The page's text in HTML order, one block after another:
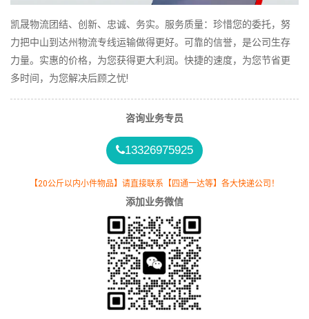
凯晟物流团结、创新、忠诚、务实。服务质量：珍惜您的委托，努
力把中山到达州物流专线运输做得更好。可靠的信誉，是公司生存
力量。实惠的价格，为您获得更大利润。快捷的速度，为您节省更
多时间，为您解决后顾之忧!
咨询业务专员
13326975925
【20公斤以内小件物品】请直接联系【四通一达等】各大快递公司！
添加业务微信